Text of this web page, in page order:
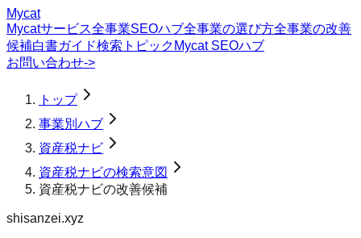
Mycat
Mycatサービス全事業SEOハブ全事業の選び方全事業の改善
候補白書ガイド検索トピック Mycat SEOハブ
お問い合わせ->
トップ
事業別ハブ
資産税ナビ
資産税ナビの検索意図
資産税ナビの改善候補
shisanzei.xyz